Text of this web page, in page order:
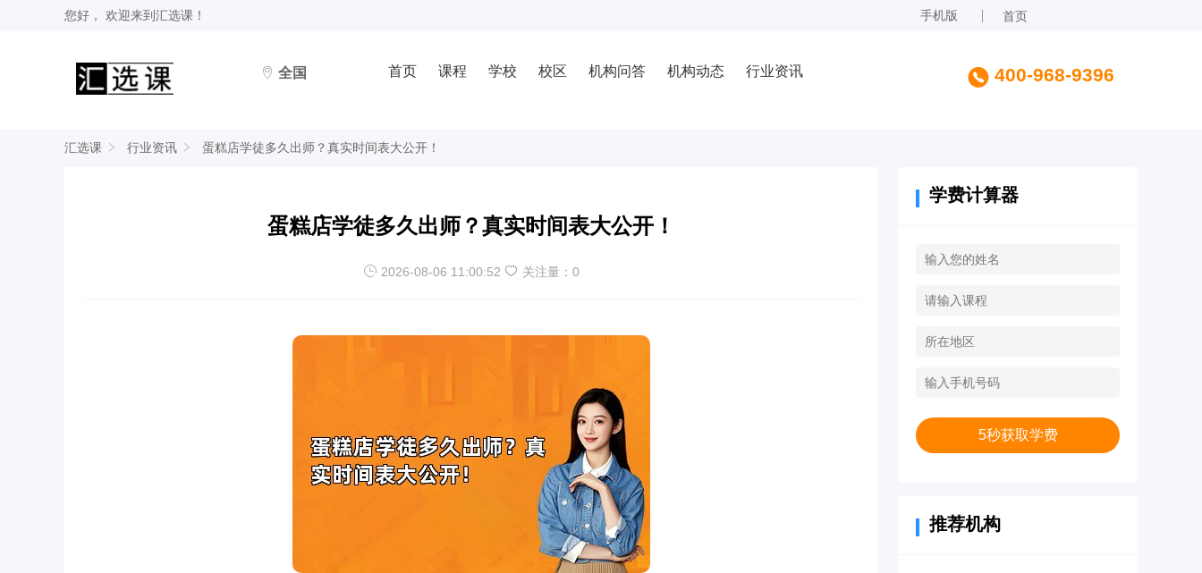
您好， 欢迎来到 汇选课 ！ 手机版 首页
全国 首页 课程 学校 校区 机构问答 机构动态 行业资讯 400-968-9396
汇选课 行业资讯 蛋糕店学徒多久出师？真实时间表大公开！
蛋糕店学徒多久出师？真实时间表大公开！
2026-08-06 11:00:52 关注量： 0
学费计算器
5秒获取学费
推荐机构